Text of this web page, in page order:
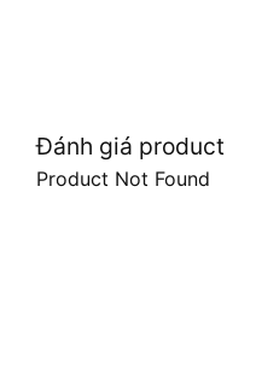
Đánh giá product
Product Not Found